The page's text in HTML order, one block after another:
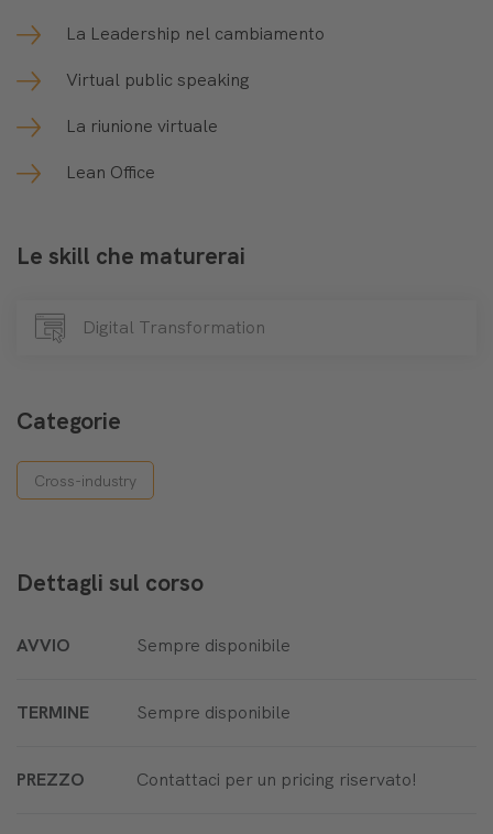
La Leadership nel cambiamento
Virtual public speaking
La riunione virtuale
Lean Office
Le skill che maturerai
Digital Transformation
Categorie
Cross-industry
Dettagli sul corso
AVVIO Sempre disponibile
TERMINE Sempre disponibile
PREZZO Contattaci per un pricing riservato!